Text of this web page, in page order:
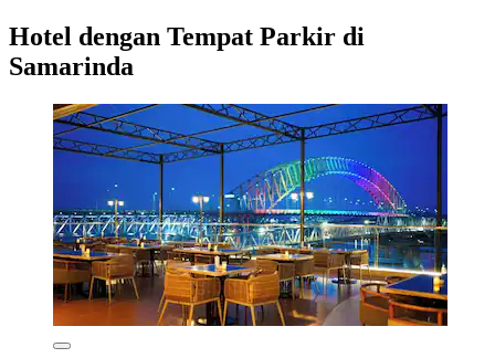
Hotel dengan Tempat Parkir di
Samarinda